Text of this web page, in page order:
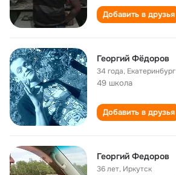
Добавить в друзья
Георгий Фёдоров
34 года, Екатеринбург
49 школа
Добавить в друзья
Георгий Федоров
36 лет, Иркутск